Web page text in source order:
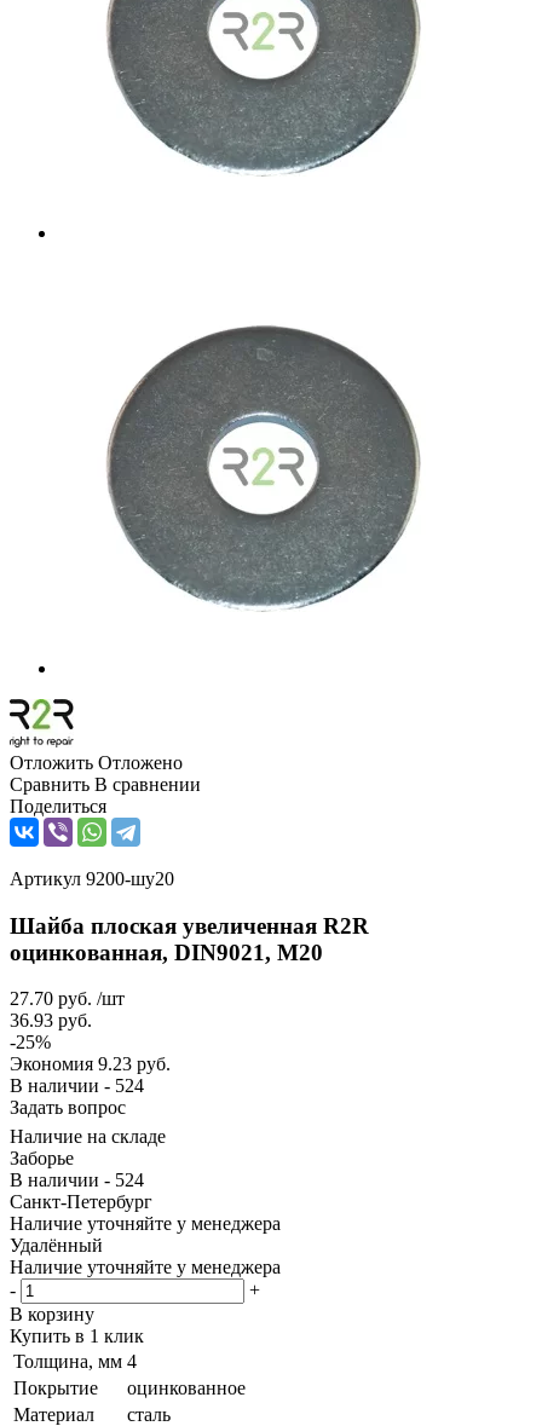
Отложить Отложено
Сравнить В сравнении
Поделиться
Артикул 9200-шу20
Шайба плоская увеличенная R2R
оцинкованная, DIN9021, М20
27.70 руб. /шт
36.93 руб.
-25%
Экономия 9.23 руб.
В наличии - 524
Задать вопрос
Наличие на складе
Заборье
В наличии - 524
Санкт-Петербург
Наличие уточняйте у менеджера
Удалённый
Наличие уточняйте у менеджера
-
+
В корзину
Купить в 1 клик
Толщина, мм 4
Покрытие
оцинкованное
Материал
сталь